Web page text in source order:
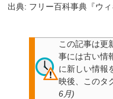
出典: フリー百科事典『ウ
この記事は更
事には古い情
に新しい情報
映後、このタ
6月)